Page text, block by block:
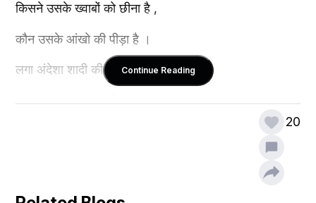
किसने उसके ख्वाबों को छीना है ,
कौन उसके आंखो की पीड़ा है ।
लगा अंदेशा शादी की यह वीणा है,
कौन इसे समेटेगा ,
Continue Reading
20